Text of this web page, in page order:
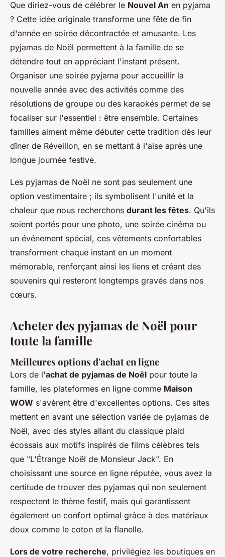
Que diriez-vous de célébrer le Nouvel An en pyjama
? Cette idée originale transforme une fête de fin
d'année en soirée décontractée et amusante. Les
pyjamas de Noël permettent à la famille de se
détendre tout en appréciant l'instant présent.
Organiser une soirée pyjama pour accueillir la
nouvelle année avec des activités comme des
résolutions de groupe ou des karaokés permet de se
focaliser sur l'essentiel : être ensemble. Certaines
familles aiment même débuter cette tradition dès leur
dîner de Réveillon, en se mettant à l'aise après une
longue journée festive.
Les pyjamas de Noël ne sont pas seulement une
option vestimentaire ; ils symbolisent l'unité et la
chaleur que nous recherchons durant les fêtes. Qu'ils
soient portés pour une photo, une soirée cinéma ou
un événement spécial, ces vêtements confortables
transforment chaque instant en un moment
mémorable, renforçant ainsi les liens et créant des
souvenirs qui resteront longtemps gravés dans nos
cœurs.
Acheter des pyjamas de Noël pour
toute la famille
Meilleures options d'achat en ligne
Lors de l'achat de pyjamas de Noël pour toute la
famille, les plateformes en ligne comme Maison
WOW s'avèrent être d'excellentes options. Ces sites
mettent en avant une sélection variée de pyjamas de
Noël, avec des styles allant du classique plaid
écossais aux motifs inspirés de films célèbres tels
que "L'Étrange Noël de Monsieur Jack". En
choisissant une source en ligne réputée, vous avez la
certitude de trouver des pyjamas qui non seulement
respectent le thème festif, mais qui garantissent
également un confort optimal grâce à des matériaux
doux comme le coton et la flanelle.
Lors de votre recherche, privilégiez les boutiques en